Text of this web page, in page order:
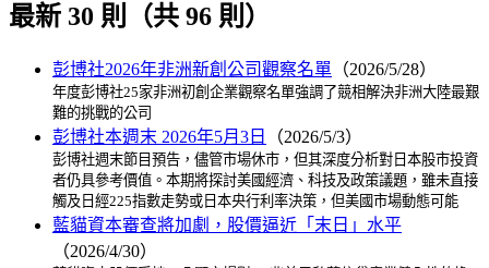
最新 30 則（共 96 則）
彭博社2026年非洲新創公司觀察名單 （2026/5/28）
年度彭博社25家非洲初創企業觀察名單強調了競相解決非洲大陸最艱
難的挑戰的公司
彭博社本週末 2026年5月3日 （2026/5/3）
彭博社週末節目預告，儘管市場休市，但其深度分析對日本股市投資
者仍具參考價值。本期將探討美國經濟、科技及政策議題，雖未直接
觸及日經225指數走勢或日本央行利率決策，但美國市場動態可能
藍貓資本審查將加劇，股價逼近「末日」水平
（2026/4/30）